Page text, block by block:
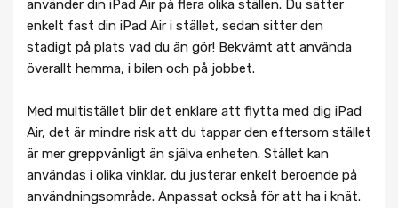
använder din iPad Air på flera olika ställen. Du sätter
enkelt fast din iPad Air i stället, sedan sitter den
stadigt på plats vad du än gör! Bekvämt att använda
överallt hemma, i bilen och på jobbet.
Med multistället blir det enklare att flytta med dig iPad
Air, det är mindre risk att du tappar den eftersom stället
är mer greppvänligt än själva enheten. Stället kan
användas i olika vinklar, du justerar enkelt beroende på
användningsområde. Anpassat också för att ha i knät.